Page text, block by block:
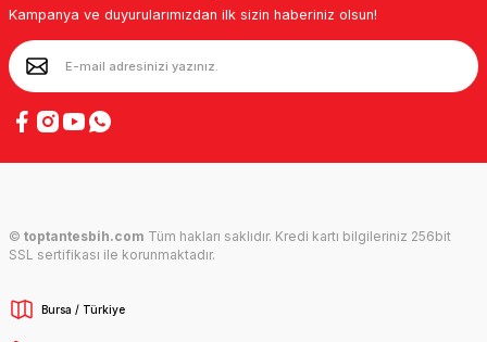
Kampanya ve duyurularımızdan ilk sizin haberiniz olsun!
© toptantesbih.com Tüm hakları saklıdır. Kredi kartı bilgileriniz 256bit
SSL sertifikası ile korunmaktadır.
Bursa / Türkiye